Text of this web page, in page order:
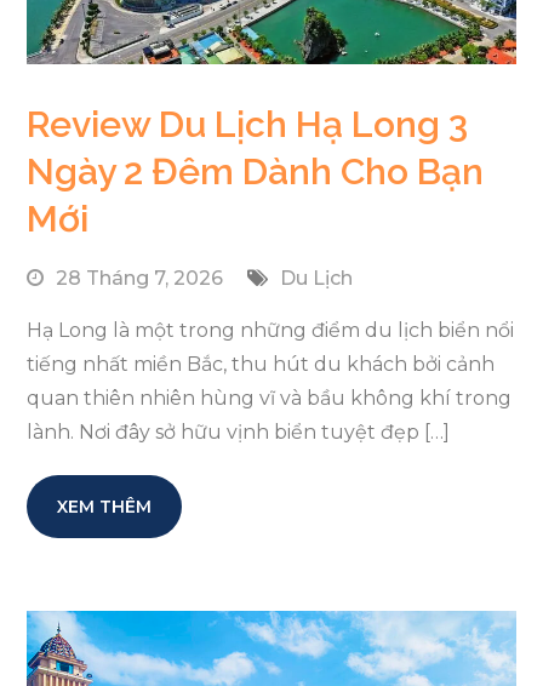
Review Du Lịch Hạ Long 3
Ngày 2 Đêm Dành Cho Bạn
Mới
28 Tháng 7, 2026 Du Lịch
Hạ Long là một trong những điểm du lịch biển nổi
tiếng nhất miền Bắc, thu hút du khách bởi cảnh
quan thiên nhiên hùng vĩ và bầu không khí trong
lành. Nơi đây sở hữu vịnh biển tuyệt đẹp […]
XEM THÊM